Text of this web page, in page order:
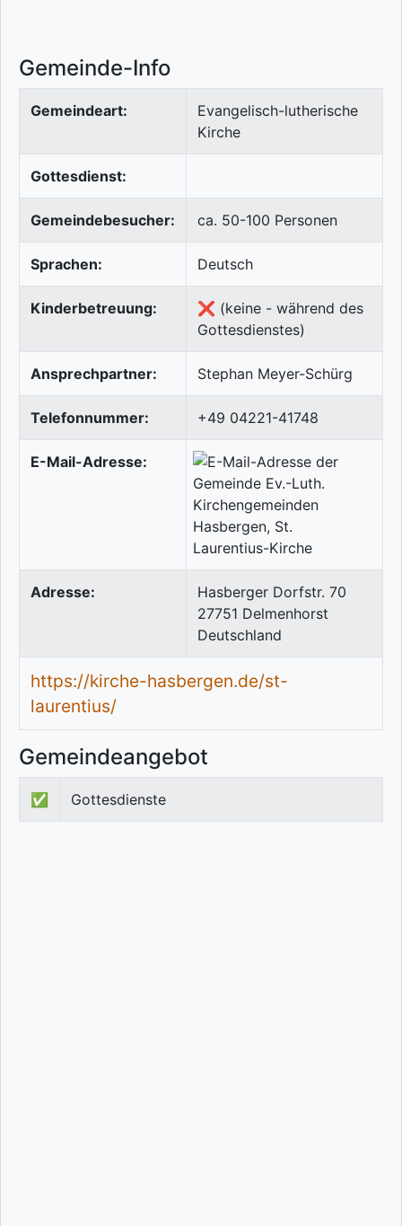
Gemeinde-Info
Gemeindeart:
Evangelisch-lutherische
Kirche
Gottesdienst:
Gemeindebesucher: ca. 50-100 Personen
Sprachen: Deutsch
Kinderbetreuung:
❌ (keine - während des
Gottesdienstes)
Ansprechpartner: Stephan Meyer-Schürg
Telefonnummer: +49 04221-41748
E-Mail-Adresse:
Adresse:
Hasberger Dorfstr. 70
27751 Delmenhorst
Deutschland
https://kirche-hasbergen.de/st-
laurentius/
Gemeindeangebot
✅ Gottesdienste